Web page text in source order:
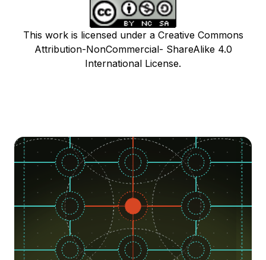
This work is licensed under a Creative Commons
Attribution-NonCommercial- ShareAlike 4.0
International License.